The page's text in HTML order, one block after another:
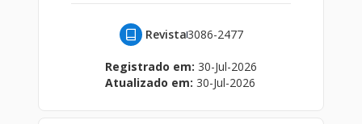
Revista3086-2477
Registrado em: 30-Jul-2026
Atualizado em: 30-Jul-2026